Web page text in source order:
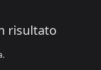
risultato